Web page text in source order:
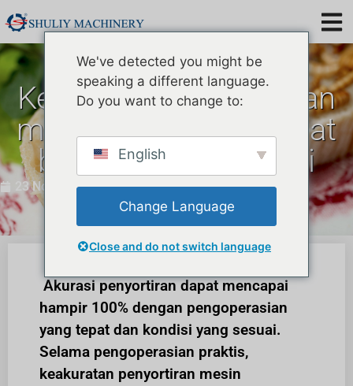
Keakuratan penyortiran
mesin penyaringan ulat
bambu hidup & mati
23 November 2021
Akurasi penyortiran dapat mencapai
hampir 100% dengan pengoperasian
yang tepat dan kondisi yang sesuai.
Selama pengoperasian praktis,
keakuratan penyortiran mesin
We've detected you might be
speaking a different language.
Do you want to change to:
English
Change Language
Close and do not switch language